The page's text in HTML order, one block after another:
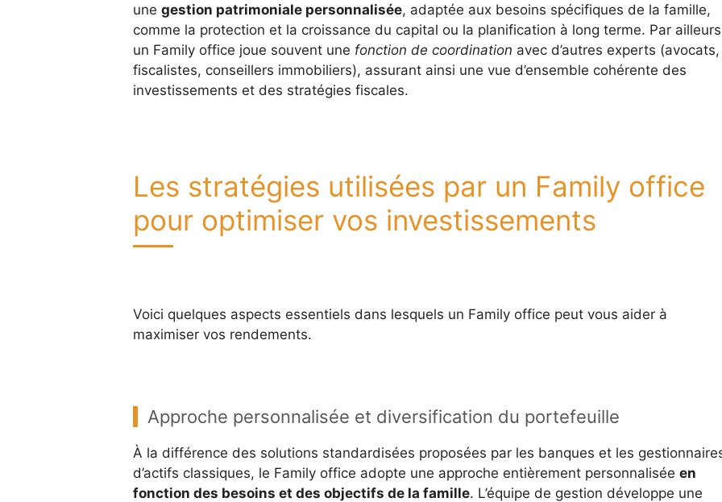
une gestion patrimoniale personnalisée, adaptée aux besoins spécifiques de la famille,
comme la protection et la croissance du capital ou la planification à long terme. Par
un Family office joue souvent une fonction de coordination avec d’autres experts (avocats,
fiscalistes, conseillers immobiliers), assurant ainsi une vue d’ensemble cohérente des
investissements et des stratégies fiscales.
Les stratégies utilisées par un Family office
pour optimiser vos investissements
Voici quelques aspects essentiels dans lesquels un Family office peut vous aider à
maximiser vos rendements.
Approche personnalisée et diversification du portefeuille
À la différence des solutions standardisées proposées par les banques et les
d’actifs classiques, le Family office adopte une approche entièrement personnalisée en
fonction des besoins et des objectifs de la famille. L’équipe de gestion développe une